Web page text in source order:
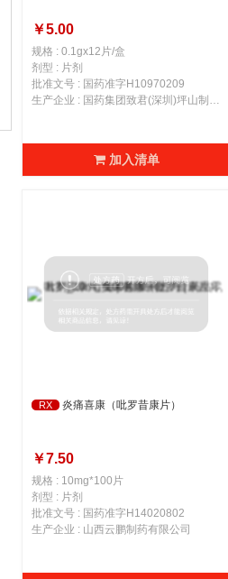
￥5.00
规格 : 0.1gx12片/盒
剂型 : 片剂
批准文号 : 国药准字H10970209
生产企业 : 国药集团致君(深圳)坪山制药有限公司
加入清单
RX 炎痛喜康（吡罗昔康片）
￥7.50
规格 : 10mg*100片
剂型 : 片剂
批准文号 : 国药准字H14020802
生产企业 : 山西云鹏制药有限公司